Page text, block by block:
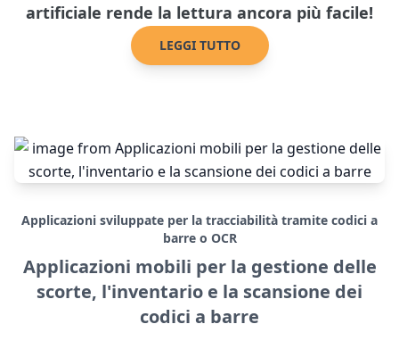
artificiale rende la lettura ancora più facile!
LEGGI TUTTO
Applicazioni sviluppate per la tracciabilità tramite codici a
barre o OCR
Applicazioni mobili per la gestione delle
scorte, l'inventario e la scansione dei
codici a barre